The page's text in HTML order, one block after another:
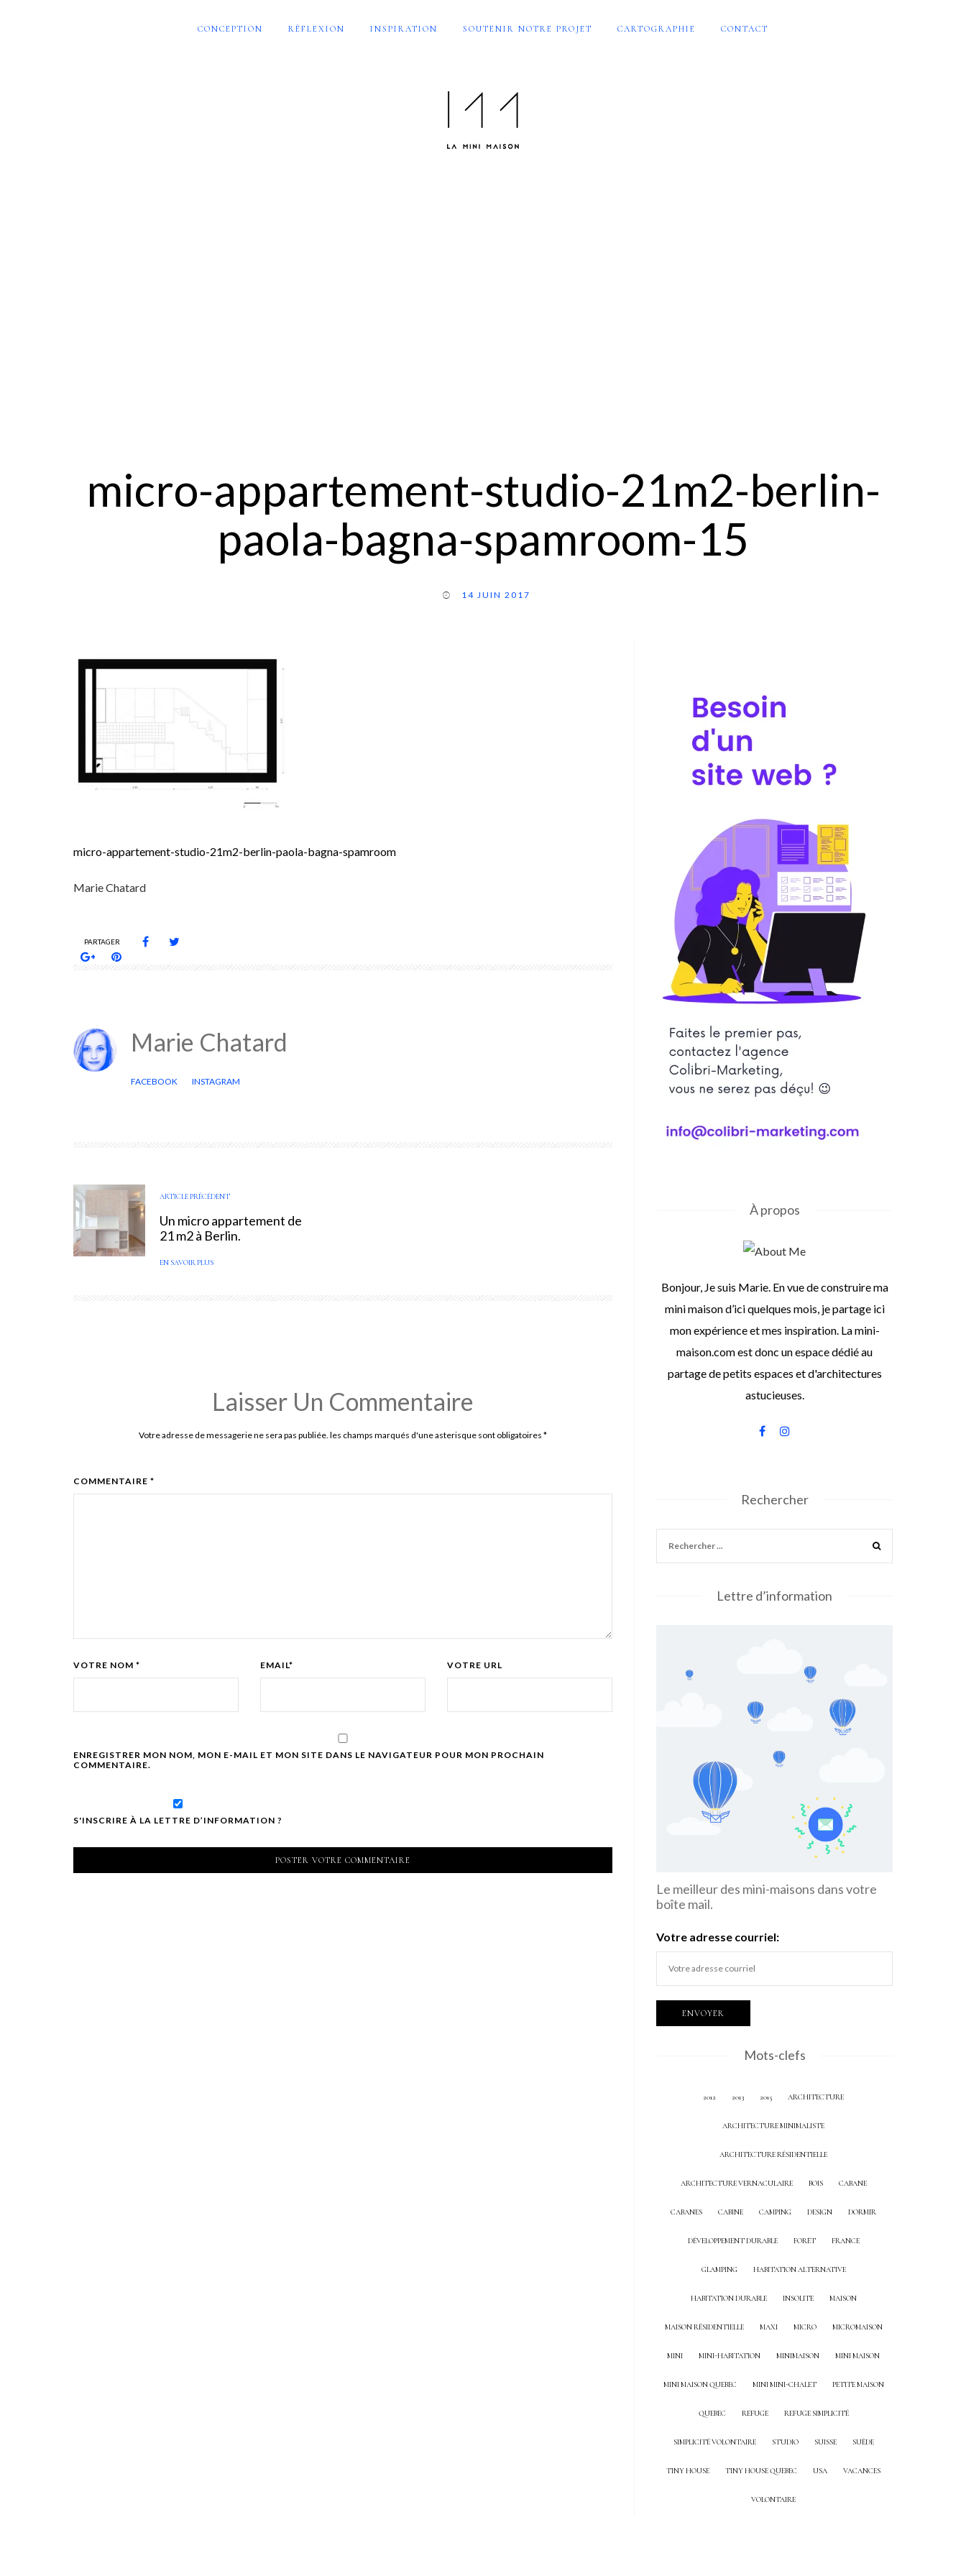
CONCEPTION RÉFLEXION INSPIRATION SOUTENIR NOTRE PROJET CARTOGRAPHIE CONTACT
micro-appartement-studio-21m2-berlin-
paola-bagna-spamroom-15
14 JUIN 2017
micro-appartement-studio-21m2-berlin-paola-bagna-spamroom
Marie Chatard
PARTAGER
Marie Chatard
FACEBOOK INSTAGRAM
ARTICLE PRÉCÉDENT
Un micro appartement de
21 m2 à Berlin.
EN SAVOIR PLUS
Laisser Un Commentaire
Votre adresse de messagerie ne sera pas publiée. les champs marqués d'une asterisque sont obligatoires *
COMMENTAIRE *
VOTRE NOM * EMAIL* VOTRE URL
ENREGISTRER MON NOM, MON E-MAIL ET MON SITE DANS LE NAVIGATEUR POUR MON PROCHAIN
COMMENTAIRE.
S'INSCRIRE À LA LETTRE D’INFORMATION ?
À propos
Bonjour, Je suis Marie. En vue de construire ma
mini maison d’ici quelques mois, je partage ici
mon expérience et mes inspiration. La mini-
maison.com est donc un espace dédié au
partage de petits espaces et d'architectures
astucieuses.
Rechercher
Lettre d’information
Le meilleur des mini-maisons dans votre
boîte mail.
Votre adresse courriel:
Mots-clefs
2012 2013 2015 ARCHITECTURE
ARCHITECTURE MINIMALISTE
ARCHITECTURE RÉSIDENTIELLE
ARCHITECTURE VERNACULAIRE BOIS CABANE
CABANES CABINE CAMPING DESIGN DORMIR
DÉVELOPPEMENT DURABLE FORÊT FRANCE
GLAMPING HABITATION ALTERNATIVE
HABITATION DURABLE INSOLITE MAISON
MAISON RÉSIDENTIELLE MAXI MICRO MICROMAISON
MINI MINI-HABITATION MINIMAISON MINI MAISON
MINI MAISON QUEBEC MINI MINI-CHALET PETITE MAISON
QUEBEC REFUGE REFUGE SIMPLICITÉ
SIMPLICITÉ VOLONTAIRE STUDIO SUISSE SUÈDE
TINY HOUSE TINY HOUSE QUEBEC USA VACANCES
VOLONTAIRE